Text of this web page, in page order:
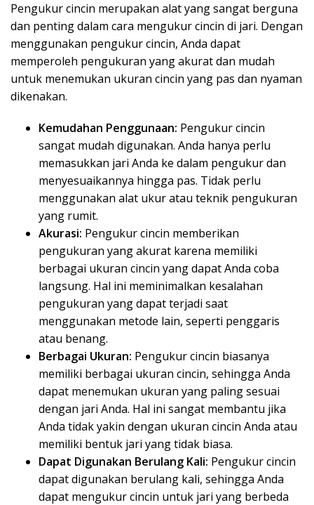
Pengukur cincin merupakan alat yang sangat berguna
dan penting dalam cara mengukur cincin di jari. Dengan
menggunakan pengukur cincin, Anda dapat
memperoleh pengukuran yang akurat dan mudah
untuk menemukan ukuran cincin yang pas dan nyaman
dikenakan.
Kemudahan Penggunaan: Pengukur cincin
sangat mudah digunakan. Anda hanya perlu
memasukkan jari Anda ke dalam pengukur dan
menyesuaikannya hingga pas. Tidak perlu
menggunakan alat ukur atau teknik pengukuran
yang rumit.
Akurasi: Pengukur cincin memberikan
pengukuran yang akurat karena memiliki
berbagai ukuran cincin yang dapat Anda coba
langsung. Hal ini meminimalkan kesalahan
pengukuran yang dapat terjadi saat
menggunakan metode lain, seperti penggaris
atau benang.
Berbagai Ukuran: Pengukur cincin biasanya
memiliki berbagai ukuran cincin, sehingga Anda
dapat menemukan ukuran yang paling sesuai
dengan jari Anda. Hal ini sangat membantu jika
Anda tidak yakin dengan ukuran cincin Anda atau
memiliki bentuk jari yang tidak biasa.
Dapat Digunakan Berulang Kali: Pengukur cincin
dapat digunakan berulang kali, sehingga Anda
dapat mengukur cincin untuk jari yang berbeda